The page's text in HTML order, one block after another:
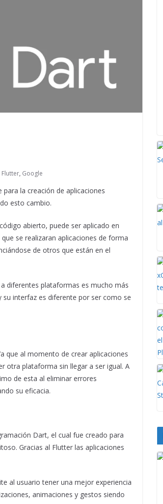
Flutter, Google
la creación de aplicaciones
esto cambio.
abierto, puede ser aplicado en
se realizaran aplicaciones de forma
de otros que están en el
diferentes plataformas es mucho más
interfaz es diferente por ser como se
que al momento de crear aplicaciones
otra plataforma sin llegar a ser igual. A
de esta al eliminar errores
su eficacia.
Dart, el cual fue creado para
Gracias al Flutter las aplicaciones
al usuario tener una mejor experiencia
animaciones y gestos siendo